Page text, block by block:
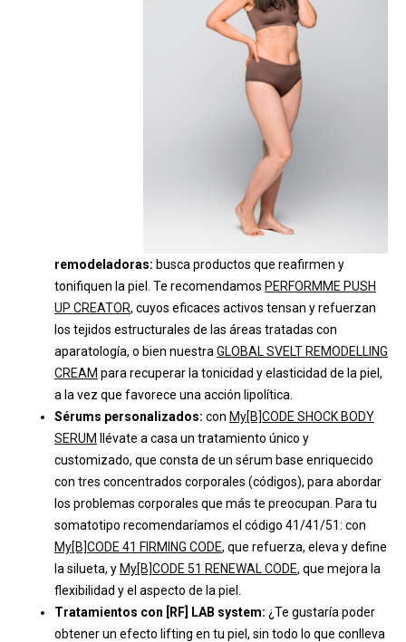
remodeladoras: busca productos que reafirmen y
tonifiquen la piel. Te recomendamos PERFORMME PUSH
UP CREATOR, cuyos eficaces activos tensan y refuerzan
los tejidos estructurales de las áreas tratadas con
aparatología, o bien nuestra GLOBAL SVELT REMODELLING
CREAM para recuperar la tonicidad y elasticidad de la piel,
a la vez que favorece una acción lipolítica.
Sérums personalizados: con My[B]CODE SHOCK BODY
SERUM
llévate a casa un tratamiento único y
customizado, que consta de un sérum base enriquecido
con tres concentrados corporales (códigos), para abordar
los problemas corporales que más te preocupan. Para tu
somatotipo recomendaríamos el código 41/41/51: con
My[B]CODE 41 FIRMING CODE, que refuerza, eleva y define
la silueta, y My[B]CODE 51 RENEWAL CODE, que mejora la
flexibilidad y el aspecto de la piel.
Tratamientos con [RF] LAB system: ¿Te gustaría poder
obtener un efecto lifting en tu piel, sin todo lo que conlleva